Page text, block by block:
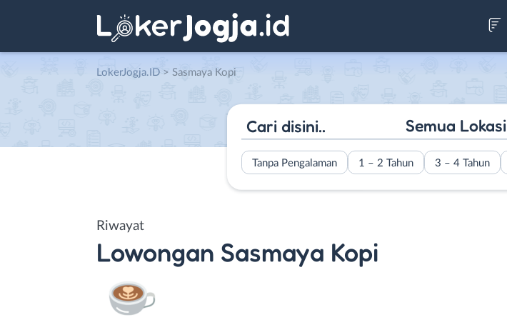
LokerJogja.ID > Sasmaya Kopi
Semua Lokasi
Tanpa Pengalaman 1 – 2 Tahun 3 – 4 Tahun
Riwayat
Lowongan Sasmaya Kopi